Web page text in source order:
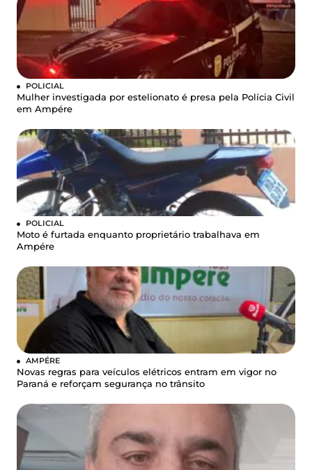
POLICIAL
Mulher investigada por estelionato é presa pela Polícia Civil
em Ampére
POLICIAL
Moto é furtada enquanto proprietário trabalhava em
Ampére
AMPÉRE
Novas regras para veículos elétricos entram em vigor no
Paraná e reforçam segurança no trânsito